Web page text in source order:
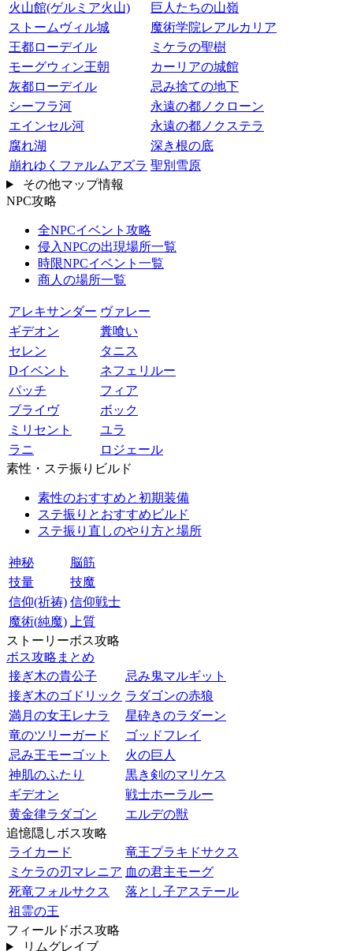
火山館(ゲルミア火山)
巨人たちの山嶺
ストームヴィル城
魔術学院レアルカリア
王都ローデイル
ミケラの聖樹
モーグウィン王朝
カーリアの城館
灰都ローデイル
忌み捨ての地下
シーフラ河
永遠の都ノクローン
エインセル河
永遠の都ノクステラ
腐れ湖
深き根の底
崩れゆくファルムアズラ 聖別雪原
その他マップ情報
NPC攻略
全NPCイベント攻略
侵入NPCの出現場所一覧
時限NPCイベント一覧
商人の場所一覧
アレキサンダー ヴァレー
ギデオン
糞喰い
セレン
タニス
Dイベント
ネフェリルー
パッチ
フィア
ブライヴ
ボック
ミリセント
ユラ
ラニ
ロジェール
素性・ステ振りビルド
素性のおすすめと初期装備
ステ振りとおすすめビルド
ステ振り直しのやり方と場所
神秘
脳筋
技量
技魔
信仰(祈祷) 信仰戦士
魔術(純魔)
上質
ストーリーボス攻略
ボス攻略まとめ
接ぎ木の貴公子
忌み鬼マルギット
接ぎ木のゴドリック ラダゴンの赤狼
満月の女王レナラ
星砕きのラダーン
竜のツリーガード
ゴッドフレイ
忌み王モーゴット
火の巨人
神肌のふたり
黒き剣のマリケス
ギデオン
戦士ホーラルー
黄金律ラダゴン
エルデの獣
追憶隠しボス攻略
ライカード
竜王プラキドサクス
ミケラの刃マレニア 血の君主モーグ
死竜フォルサクス
落とし子アステール
祖霊の王
フィールドボス攻略
リムグレイブ